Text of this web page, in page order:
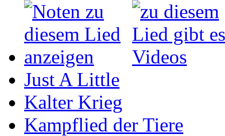
Just A Little
Kalter Krieg
Kampflied der Tiere